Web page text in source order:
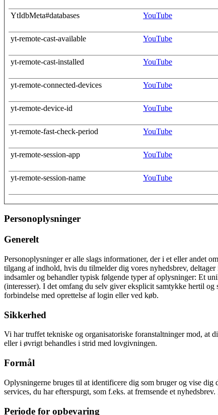
YtIdbMeta#databases YouTube
yt-remote-cast-available YouTube
yt-remote-cast-installed
YouTube
yt-remote-connected-devices
YouTube
yt-remote-device-id
YouTube
yt-remote-fast-check-period
YouTube
yt-remote-session-app
YouTube
yt-remote-session-name
YouTube
Personoplysninger
Generelt
Personoplysninger er alle slags informationer, der i et eller andet
tilgang af indhold, hvis du tilmelder dig vores nyhedsbrev,
indsamler og behandler typisk følgende typer af oplysninger: Et
(interesser). I det omfang du selv giver eksplicit samtykke hertil
forbindelse med oprettelse af login eller ved køb.
Sikkerhed
Vi har truffet tekniske og organisatoriske foranstaltninger mod,
eller i øvrigt behandles i strid med lovgivningen.
Formål
Oplysningerne bruges til at identificere dig som bruger og vise dig
services, du har efterspurgt, som f.eks. at fremsende et
Periode for opbevaring